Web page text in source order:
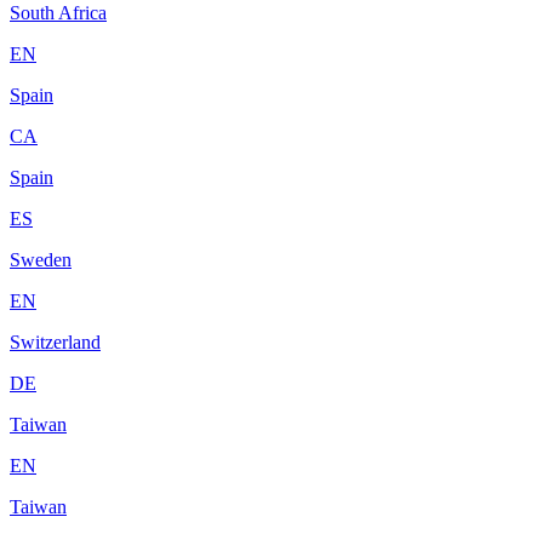
South Africa
EN
Spain
CA
Spain
ES
Sweden
EN
Switzerland
DE
Taiwan
EN
Taiwan